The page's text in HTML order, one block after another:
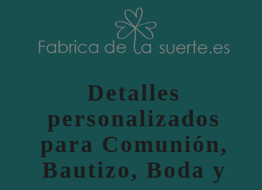
Detalles
personalizados
para Comunión,
Bautizo, Boda y